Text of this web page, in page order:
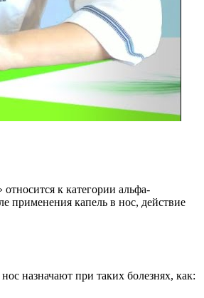
к категории альфа-
применения капель в нос, действие
назначают при таких болезнях, как: